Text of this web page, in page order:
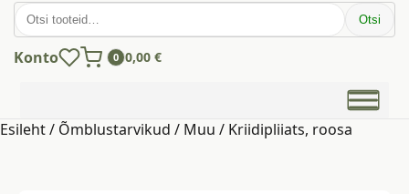
Otsi: Otsi
Konto 0 0,00 €
Esileht/ Õmblustarvikud / Muu / Kriidipliiats, roosa